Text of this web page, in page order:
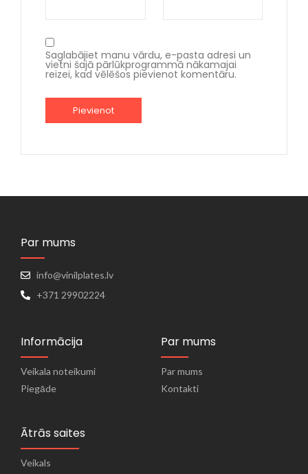
Saglabājiet manu vārdu, e-pasta adresi un
vietni šajā pārlūkprogrammā nākamajai
reizei, kad vēlēšos pievienot komentāru.
Par mums
info@vinilplates.lv
+371 29902224
Informācija
Veikala noteikumi
Piegāde
Par mums
Par mums
Kontakti
Ātrās saites
Veikals